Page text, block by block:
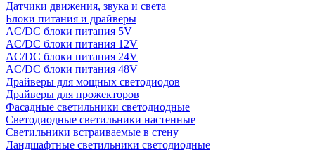
Датчики движения, звука и света
Блоки питания и драйверы
AC/DC блоки питания 5V
AC/DC блоки питания 12V
AC/DC блоки питания 24V
AC/DC блоки питания 48V
Драйверы для мощных светодиодов
Драйверы для прожекторов
Фасадные светильники светодиодные
Светодиодные светильники настенные
Светильники встраиваемые в стену
Ландшафтные светильники светодиодные